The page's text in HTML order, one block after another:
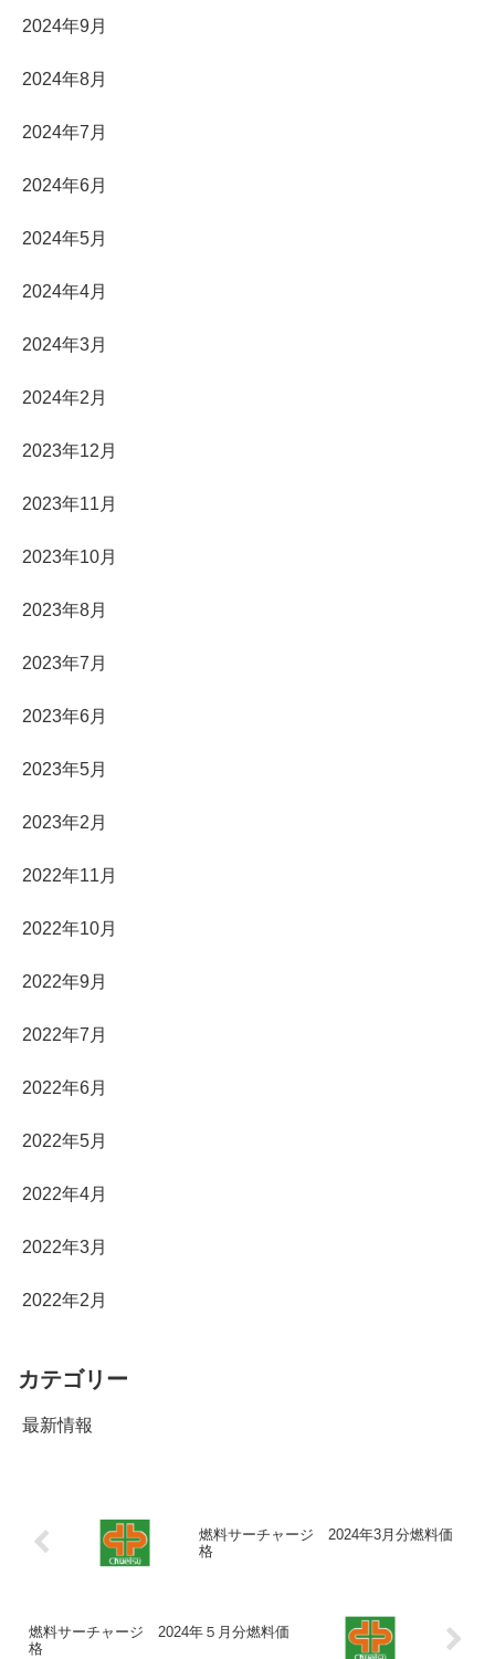
2024年9月
2024年8月
2024年7月
2024年6月
2024年5月
2024年4月
2024年3月
2024年2月
2023年12月
2023年11月
2023年10月
2023年8月
2023年7月
2023年6月
2023年5月
2023年2月
2022年11月
2022年10月
2022年9月
2022年7月
2022年6月
2022年5月
2022年4月
2022年3月
2022年2月
カテゴリー
最新情報
燃料サーチャージ 2024年3月分燃料価
格
燃料サーチャージ 2024年５月分燃料価
格